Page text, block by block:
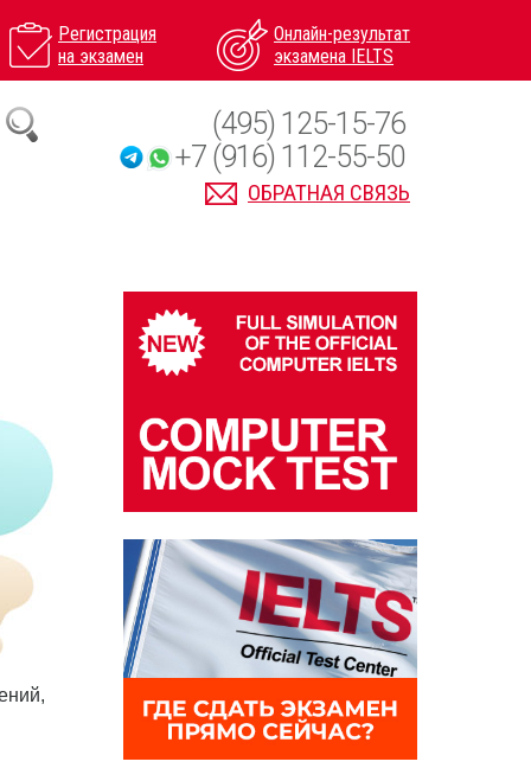
Регистрация
на экзамен
Онлайн-результат
экзамена IELTS
ОБРАТНАЯ СВЯЗЬ
(495) 125-15-76
+7 (916) 112-55-50